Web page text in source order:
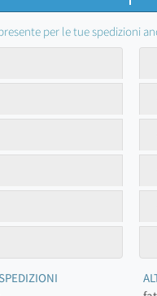
per le tue spedizioni